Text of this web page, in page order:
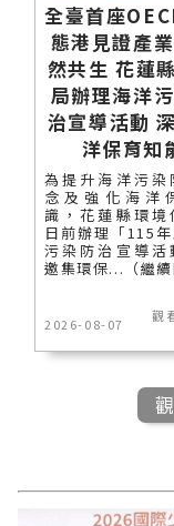
全臺首座
態港見證產
然共生 花蓮
局辦理海洋
治宣導活動
洋保育知
為提升海洋污染
念及強化海洋
識，花蓮縣環境
日前辦理「115
污染防治宣導活
邀集環保...（繼續
2026-08-07
觀